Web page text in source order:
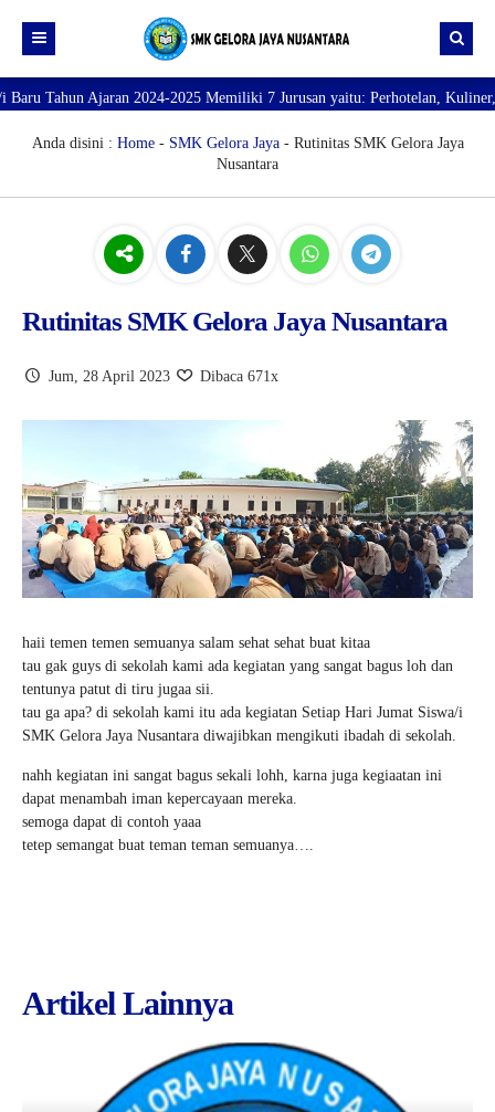
Beranda
Profil
SARANA PRASARANA
DATA GURU
Ajaran 2024-2025 Memiliki 7 Jurusan yaitu: Perhotelan, Kuliner,
Anda disini : Home- SMK Gelora Jaya- Rutinitas SMK Gelora Jaya
Nusantara
Rutinitas SMK Gelora Jaya Nusantara
Jum, 28 April 2023 Dibaca 671x
haii temen temen semuanya salam sehat sehat buat kitaa
tau gak guys di sekolah kami ada kegiatan yang sangat bagus loh dan
tentunya patut di tiru jugaa sii.
tau ga apa? di sekolah kami itu ada kegiatan Setiap Hari Jumat Siswa/i
SMK Gelora Jaya Nusantara diwajibkan mengikuti ibadah di sekolah.
nahh kegiatan ini sangat bagus sekali lohh, karna juga kegiaatan ini
dapat menambah iman kepercayaan mereka.
semoga dapat di contoh yaaa
tetep semangat buat teman teman semuanya….
Artikel Lainnya